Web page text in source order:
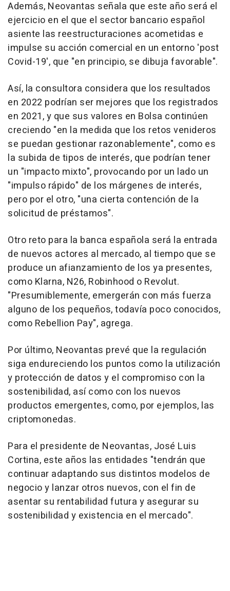
Además, Neovantas señala que este año será el
ejercicio en el que el sector bancario español
asiente las reestructuraciones acometidas e
impulse su acción comercial en un entorno 'post
Covid-19', que "en principio, se dibuja favorable".
Así, la consultora considera que los resultados
en 2022 podrían ser mejores que los registrados
en 2021, y que sus valores en Bolsa continúen
creciendo "en la medida que los retos venideros
se puedan gestionar razonablemente", como es
la subida de tipos de interés, que podrían tener
un "impacto mixto", provocando por un lado un
"impulso rápido" de los márgenes de interés,
pero por el otro, "una cierta contención de la
solicitud de préstamos".
Otro reto para la banca española será la entrada
de nuevos actores al mercado, al tiempo que se
produce un afianzamiento de los ya presentes,
como Klarna, N26, Robinhood o Revolut.
"Presumiblemente, emergerán con más fuerza
alguno de los pequeños, todavía poco conocidos,
como Rebellion Pay", agrega.
Por último, Neovantas prevé que la regulación
siga endureciendo los puntos como la utilización
y protección de datos y el compromiso con la
sostenibilidad, así como con los nuevos
productos emergentes, como, por ejemplos, las
criptomonedas.
Para el presidente de Neovantas, José Luis
Cortina, este años las entidades "tendrán que
continuar adaptando sus distintos modelos de
negocio y lanzar otros nuevos, con el fin de
asentar su rentabilidad futura y asegurar su
sostenibilidad y existencia en el mercado".